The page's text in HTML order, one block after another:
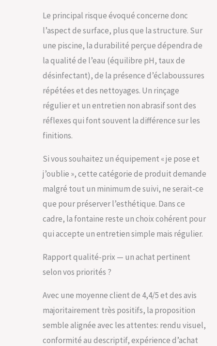
Le principal risque évoqué concerne donc
l’aspect de surface, plus que la structure. Sur
une piscine, la durabilité perçue dépendra de
la qualité de l’eau (équilibre pH, taux de
désinfectant), de la présence d’éclaboussures
répétées et des nettoyages. Un rinçage
régulier et un entretien non abrasif sont des
réflexes qui font souvent la différence sur les
finitions.
Si vous souhaitez un équipement « je pose et
j’oublie », cette catégorie de produit demande
malgré tout un minimum de suivi, ne serait-ce
que pour préserver l’esthétique. Dans ce
cadre, la fontaine reste un choix cohérent pour
qui accepte un entretien simple mais régulier.
Rapport qualité-prix — un achat pertinent
selon vos priorités ?
Avec une moyenne client de 4,4/5 et des avis
majoritairement très positifs, la proposition
semble alignée avec les attentes: rendu visuel,
conformité au descriptif, expérience d’achat